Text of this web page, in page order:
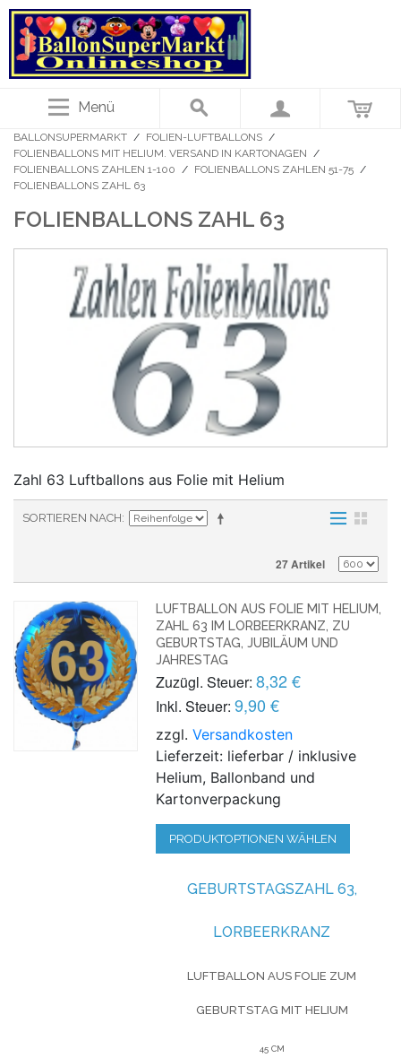
Menü
BALLONSUPERMARKT / FOLIEN-LUFTBALLONS /
FOLIENBALLONS MIT HELIUM. VERSAND IN KARTONAGEN /
FOLIENBALLONS ZAHLEN 1-100 / FOLIENBALLONS ZAHLEN 51-75 /
FOLIENBALLONS ZAHL 63
FOLIENBALLONS ZAHL 63
Zahl 63 Luftballons aus Folie mit Helium
SORTIEREN NACH
27 Artikel
LUFTBALLON AUS FOLIE MIT HELIUM,
ZAHL 63 IM LORBEERKRANZ, ZU
GEBURTSTAG, JUBILÄUM UND
JAHRESTAG
Zuzügl. Steuer: 8,32 €
Inkl. Steuer: 9,90 €
zzgl.Versandkosten
Lieferzeit: lieferbar / inklusive
Helium, Ballonband und
Kartonverpackung
PRODUKTOPTIONEN WÄHLEN
GEBURTSTAGSZAHL 63,
LORBEERKRANZ
LUFTBALLON AUS FOLIE ZUM
GEBURTSTAG MIT HELIUM
45 CM